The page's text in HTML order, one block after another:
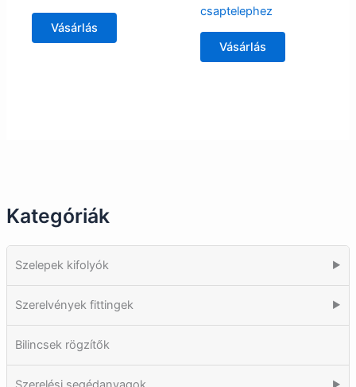
Kategóriák
Szelepek kifolyók ▶
Szerelvények fittingek ▶
Bilincsek rögzítők
Vásárlás
csaptelephez
Vásárlás